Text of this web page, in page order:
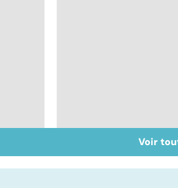
Tout savoir sur les
infections
Voir